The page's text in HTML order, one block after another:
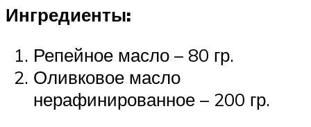
Ингредиенты:
Репейное масло – 80 гр.
Оливковое масло
нерафинированное – 200 гр.